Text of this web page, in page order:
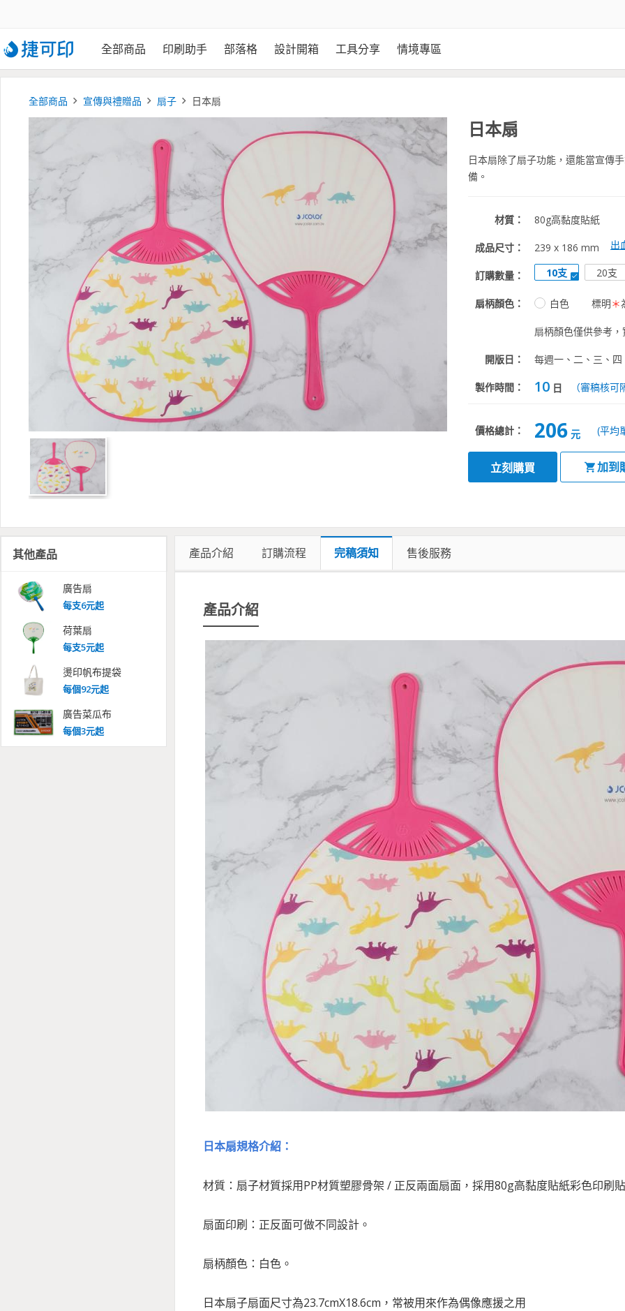
全部商品 印刷助手 部落格 設計開箱 工具分享 情境專區
全部商品 宣傳與禮贈品 扇子 日本扇
日本扇
日本扇除了扇子功能，還能當宣傳
備。
材質： 80g高黏度貼紙
成品尺寸： 239 x 186 mm 出
訂購數量： 10支 20支
扇柄顏色： 白色 標明＊
扇柄顏色僅供參考
開版日： 每週一、二、三、
製作時間： 10 日 （審稿核
價格總計： 206 元 (平均
立刻購買 加到
其他產品
廣告扇
每支6元起
荷葉扇
每支5元起
燙印帆布提袋
每個92元起
廣告菜瓜布
每個3元起
產品介紹 訂購流程 完稿須知 售後服務
產品介紹
日本扇規格介紹：
材質：扇子材質採用PP材質塑膠骨架 / 正反兩面扇面，採用80g高黏度貼紙彩色印刷
扇面印刷：正反面可做不同設計。
扇柄顏色：白色。
日本扇子扇面尺寸為23.7cmX18.6cm，常被用來作為偶像應援之用